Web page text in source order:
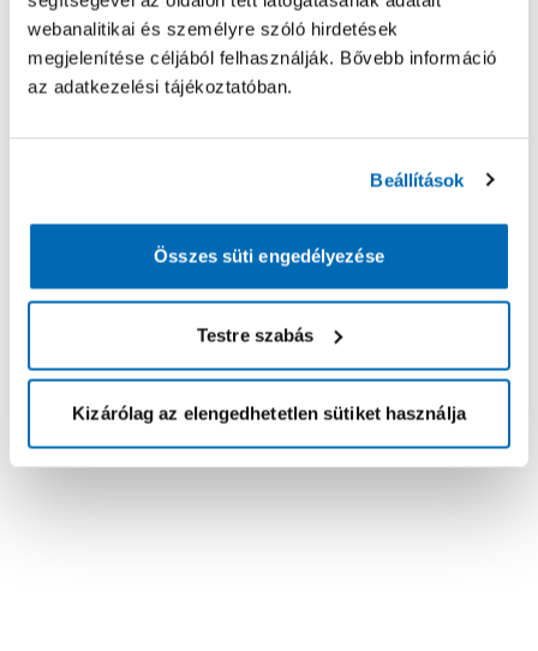
webanalitikai és személyre szóló hirdetések
megjelenítése céljából felhasználják. Bővebb információ
az adatkezelési tájékoztatóban.
Beállítások
Összes süti engedélyezése
Testre szabás
Kizárólag az elengedhetetlen sütiket használja